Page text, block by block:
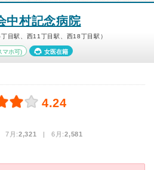
中村記念病院
目駅、西11丁目駅、西18丁目駅）
マホ可) 女医在籍
4.24
7月:2,321 | 6月:2,581